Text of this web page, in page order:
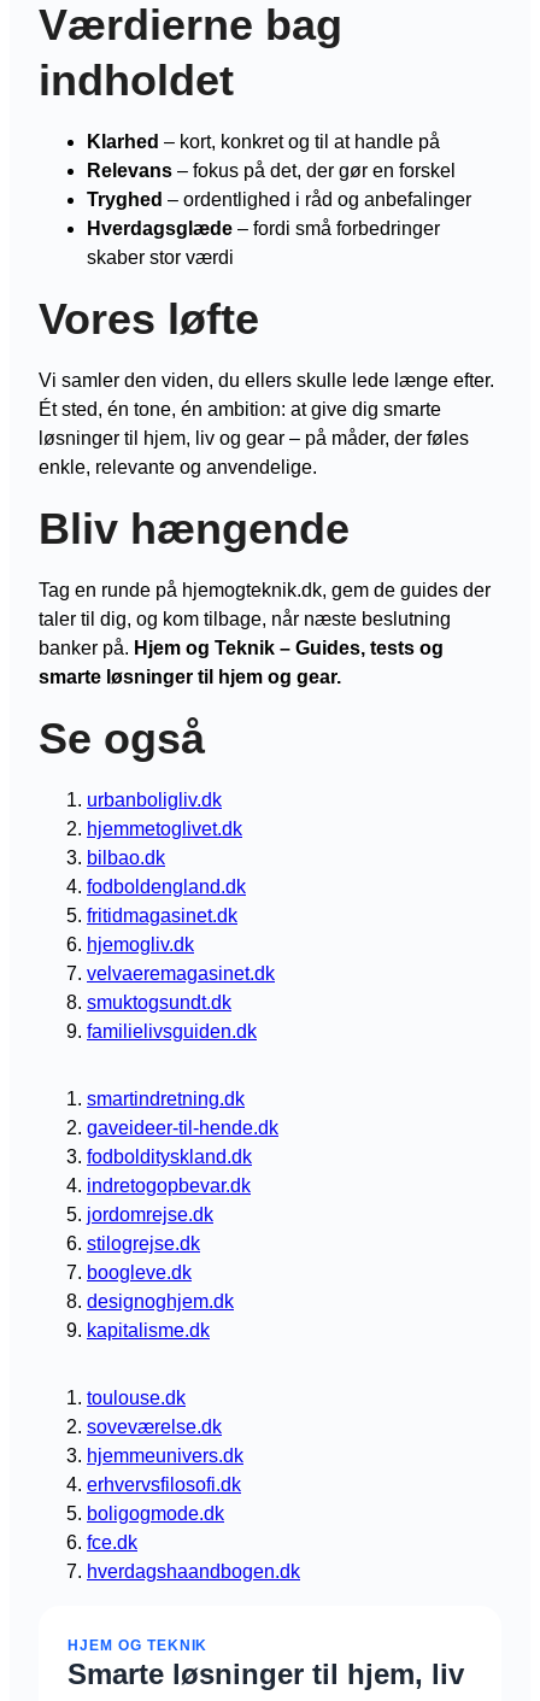
Værdierne bag
indholdet
Klarhed – kort, konkret og til at handle på
Relevans – fokus på det, der gør en forskel
Tryghed – ordentlighed i råd og anbefalinger
Hverdagsglæde – fordi små forbedringer
skaber stor værdi
Vores løfte
Vi samler den viden, du ellers skulle lede længe efter.
Ét sted, én tone, én ambition: at give dig smarte
løsninger til hjem, liv og gear – på måder, der føles
enkle, relevante og anvendelige.
Bliv hængende
Tag en runde på hjemogteknik.dk, gem de guides der
taler til dig, og kom tilbage, når næste beslutning
banker på. Hjem og Teknik – Guides, tests og
smarte løsninger til hjem og gear.
Se også
urbanboligliv.dk
hjemmetoglivet.dk
bilbao.dk
fodboldengland.dk
fritidmagasinet.dk
hjemogliv.dk
velvaeremagasinet.dk
smuktogsundt.dk
familielivsguiden.dk
smartindretning.dk
gaveideer-til-hende.dk
fodboldityskland.dk
indretogopbevar.dk
jordomrejse.dk
stilogrejse.dk
boogleve.dk
designoghjem.dk
kapitalisme.dk
toulouse.dk
soveværelse.dk
hjemmeunivers.dk
erhvervsfilosofi.dk
boligogmode.dk
fce.dk
hverdagshaandbogen.dk
HJEM OG TEKNIK
Smarte løsninger til hjem, liv